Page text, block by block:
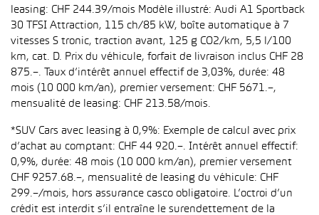
leasing: CHF 244.39/mois Modèle illustré: Audi A1 Sportback
30 TFSI Attraction, 115 ch/85 kW, boîte automatique à 7
vitesses S tronic, traction avant, 125 g CO2/km, 5,5 l/100
km, cat. D. Prix du véhicule, forfait de livraison inclus CHF 28
875.–. Taux d’intérêt annuel effectif de 3,03%, durée: 48
mois (10 000 km/an), premier versement: CHF 5671.–,
mensualité de leasing: CHF 213.58/mois.
*SUV Cars avec leasing à 0,9%: Exemple de calcul avec prix
d’achat au comptant: CHF 44 920.–. Intérêt annuel effectif:
0,9%, durée: 48 mois (10 000 km/an), premier versement
CHF 9257.68.–, mensualité de leasing du véhicule: CHF
299.–/mois, hors assurance casco obligatoire. L’octroi d’un
crédit est interdit s’il entraîne le surendettement de la